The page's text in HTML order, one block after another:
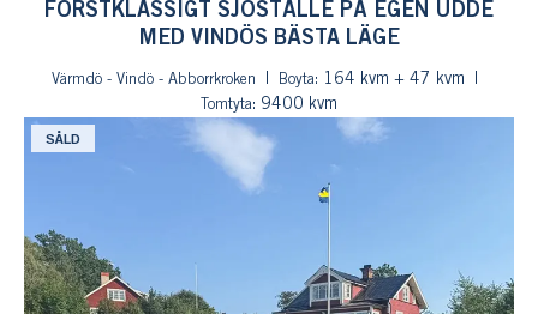
FÖRSTKLASSIGT SJÖSTÄLLE PÅ EGEN UDDE
MED VINDÖS BÄSTA LÄGE
Värmdö - Vindö - Abborrkroken Boyta: 164 kvm + 47 kvm
Tomtyta: 9400 kvm
SÅLD